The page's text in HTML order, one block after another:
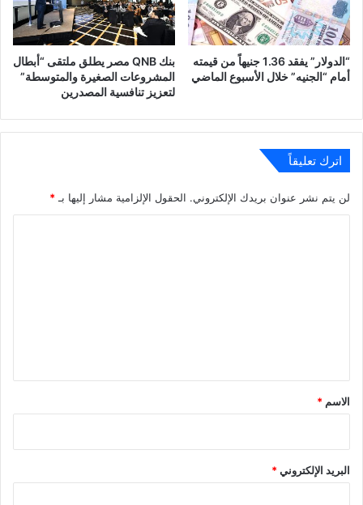
“الدولار” يفقد 1.36 جنيهاً من قيمته
أمام “الجنيه” خلال الأسبوع الماضي
بنك QNB مصر يطلق ملتقى “أبطال
المشروعات الصغيرة والمتوسطة”
لتعزيز تنافسية المصدرين
اترك تعليقاً
لن يتم نشر عنوان بريدك الإلكتروني. الحقول الإلزامية مشار إليها بـ*
*
الاسم *
البريد الإلكتروني*